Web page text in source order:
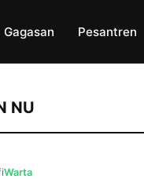
Gagasan Pesantren
NU
Warta